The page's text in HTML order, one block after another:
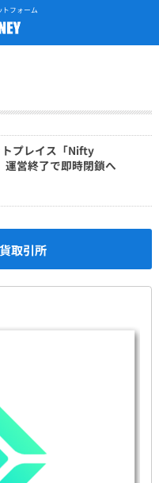
トフォーム
プレイス「Nifty
営終了で即時閉鎖へ
取引所